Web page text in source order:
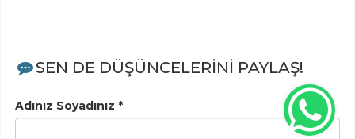
SEN DE DÜŞÜNCELERİNİ PAYLAŞ!
Adınız Soyadınız *